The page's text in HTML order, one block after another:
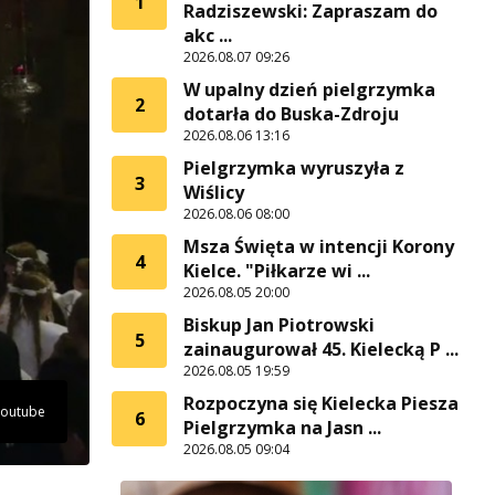
Radziszewski: Zapraszam do
akc ...
2026.08.07 09:26
2
W upalny dzień pielgrzymka
dotarła do Buska-Zdroju
2026.08.06 13:16
3
Pielgrzymka wyruszyła z
Wiślicy
2026.08.06 08:00
4
Msza Święta w intencji Korony
Kielce. "Piłkarze wi ...
2026.08.05 20:00
5
Biskup Jan Piotrowski
zainaugurował 45. Kielecką P ...
2026.08.05 19:59
6
Rozpoczyna się Kielecka Piesza
Pielgrzymka na Jasn ...
2026.08.05 09:04